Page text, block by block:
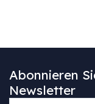
Abonnieren
Newsletter